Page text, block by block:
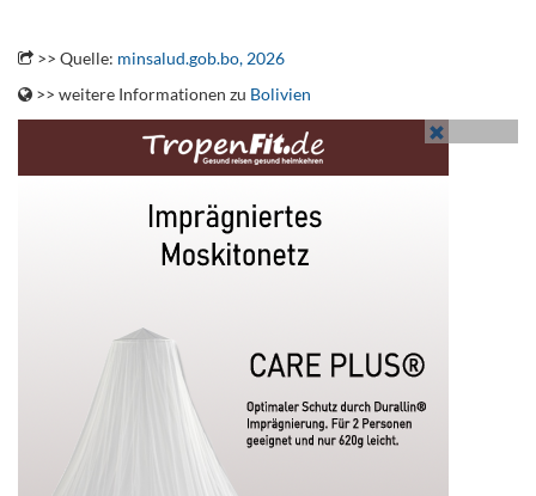
>> Quelle: minsalud.gob.bo, 2026
>> weitere Informationen zu Bolivien